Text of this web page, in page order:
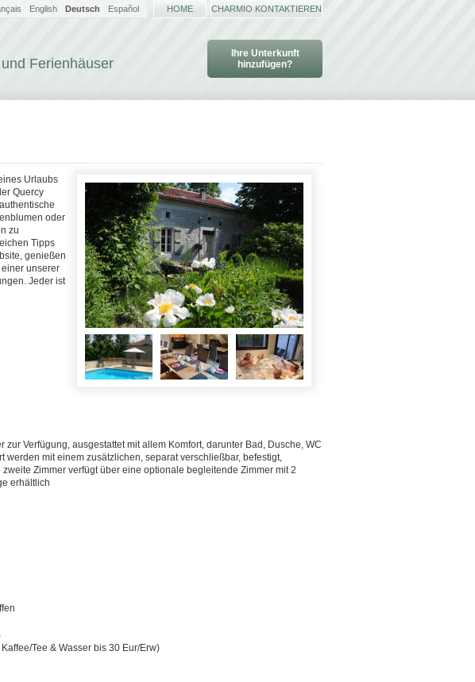
Ferienhäuser
Ihre Unterkunft
hinzufügen?
English Deutsch Español HOME CHARMIO KONTAKTIEREN
Urlaubs
Quercy
oder
zu
Tipps
genießen
unserer
Jeder ist
Verfügung, ausgestattet mit allem Komfort, darunter Bad, Dusche, WC
werden mit einem zusätzlichen, separat verschließbar, befestigt,
Zimmer verfügt über eine optionale begleitende Zimmer mit 2
erhältlich
Tee & Wasser bis 30 Eur/Erw)